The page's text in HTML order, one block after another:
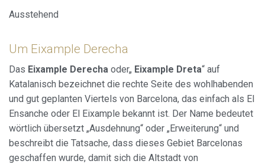
Ausstehend
Um Eixample Derecha
Das Eixample Derecha oder„ Eixample Dreta“ auf
Katalanisch bezeichnet die rechte Seite des wohlhabenden
und gut geplanten Viertels von Barcelona, das einfach als El
Ensanche oder El Eixample bekannt ist. Der Name bedeutet
wörtlich übersetzt „Ausdehnung“ oder „Erweiterung“ und
beschreibt die Tatsache, dass dieses Gebiet Barcelonas
geschaffen wurde, damit sich die Altstadt von